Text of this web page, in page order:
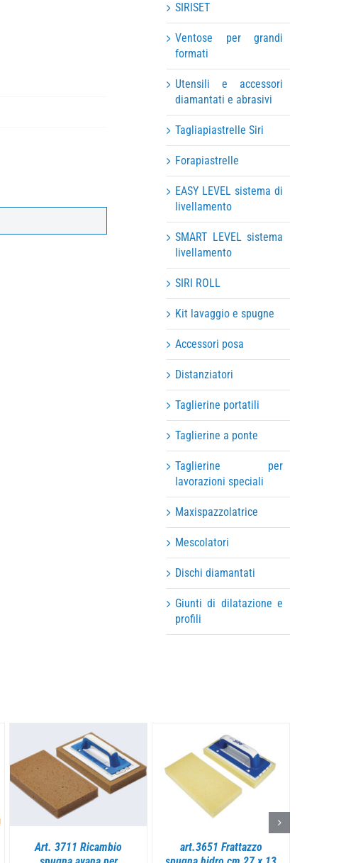
SIRISET
Ventose per grandi
formati
Utensili e accessori
diamantati e abrasivi
Tagliapiastrelle Siri
Forapiastrelle
EASY LEVEL sistema di
livellamento
SMART LEVEL sistema
livellamento
SIRI ROLL
Kit lavaggio e spugne
Accessori posa
Distanziatori
Taglierine portatili
Taglierine a ponte
Taglierine per
lavorazioni speciali
Maxispazzolatrice
Mescolatori
Dischi diamantati
Giunti di dilatazione e
profili
Art. 3711 Ricambio
DETTAGLI
art.3651 Frattazzo
DETTAGLI